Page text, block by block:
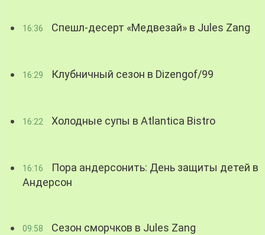
16:36 Спешл-десерт «Медвезай» в Jules Zang
16:29 Клубничный сезон в Dizengof/99
16:22 Холодные супы в Atlantica Bistro
16:16
Пора андерсонить: День защиты детей в
Андерсон
09:58 Сезон сморчков в Jules Zang